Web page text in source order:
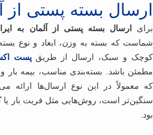
بسته پستی از
ارسال بسته پستی از آلمان به ایران
که بسته به وزن، ابعاد و نوع بسته
و سبک، ارسال از طریقپست
باشد. بسته‌بندی مناسب، بیمه بار
معمولاً در این نوع ارسال‌ها ارائه
است، روش‌هایی مثل فریت بار یا